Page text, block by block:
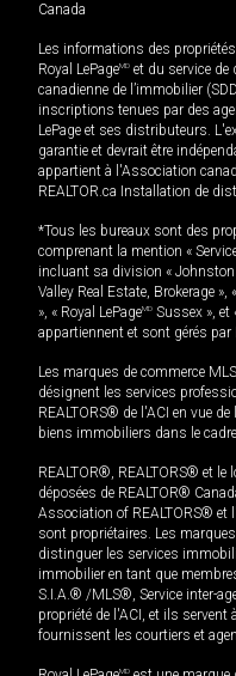
Canada
Les informations des
Royal LePageMD et du service
canadienne de l’immobilier
inscriptions tenues par des
LePage et ses distributeurs.
garantie et devrait être
appartient à l'Association
REALTOR.ca Installation de
*Tous les bureaux sont des
comprenant la mention «
incluant sa division « Johnston
Valley Real Estate, Brokerage »,
», « Royal LePageMD Sussex »,
appartiennent et sont gérés par
Les marques de commerce
désignent les services
REALTORS® de l'ACI en vue
biens immobiliers dans le
REALTOR®, REALTORS® et
déposées de REALTOR®
Association of REALTORS® et
sont propriétaires. Les
distinguer les services
immobilier en tant que
S.I.A.® /MLS®, Service inter-
propriété de l'ACI, et ils
fournissent les courtiers et
MD